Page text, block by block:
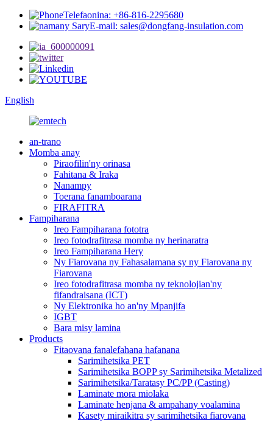
Telefaonina: +86-816-2295680
E-mail: sales@dongfang-insulation.com
English
an-trano
Momba anay
Piraofilin'ny orinasa
Fahitana & Iraka
Nanampy
Toerana fanamboarana
FIRAFITRA
Fampiharana
Ireo Fampiharana fototra
Ireo fotodrafitrasa momba ny herinaratra
Ireo Fampiharana Hery
Ny Fiarovana ny Fahasalamana sy ny Fiarovana ny
Fiarovana
Ireo fotodrafitrasa momba ny teknolojian'ny
fifandraisana (ICT)
Ny Elektronika ho an'ny Mpanjifa
IGBT
Bara misy lamina
Products
Fitaovana fanalefahana hafanana
Sarimihetsika PET
Sarimihetsika BOPP sy Sarimihetsika Metalized
Sarimihetsika/Taratasy PC/PP (Casting)
Laminate mora miolaka
Laminate henjana & ampahany voalamina
Kasety miraikitra sy sarimihetsika fiarovana